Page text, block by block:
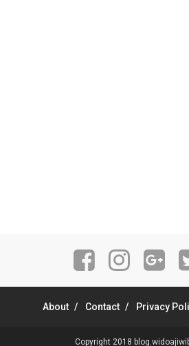
About Contact Privacy
Copyright 2018